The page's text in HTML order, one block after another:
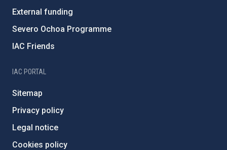
External funding
Severo Ochoa Programme
IAC Friends
IAC PORTAL
Sitemap
Privacy policy
Legal notice
Cookies policy